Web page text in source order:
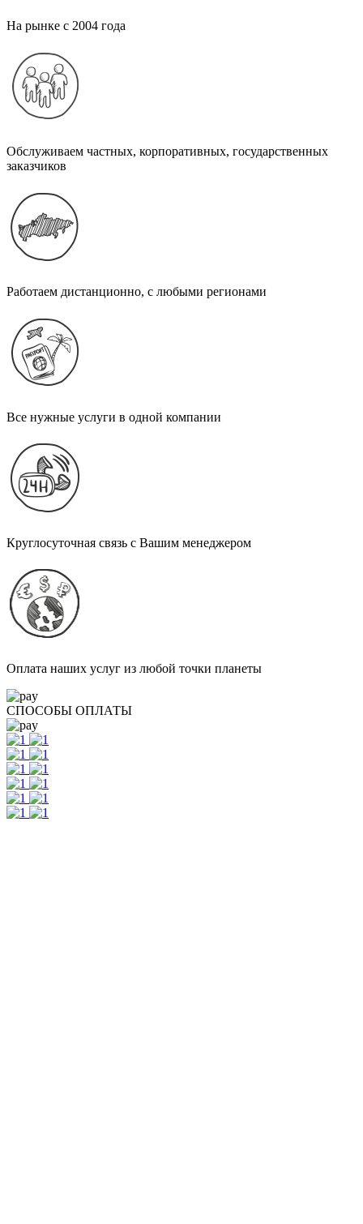
На рынке с 2004 года
Обслуживаем частных, корпоративных, государственных
заказчиков
Работаем дистанционно, с любыми регионами
Все нужные услуги в одной компании
Круглосуточная связь с Вашим менеджером
Оплата наших услуг из любой точки планеты
СПОСОБЫ ОПЛАТЫ